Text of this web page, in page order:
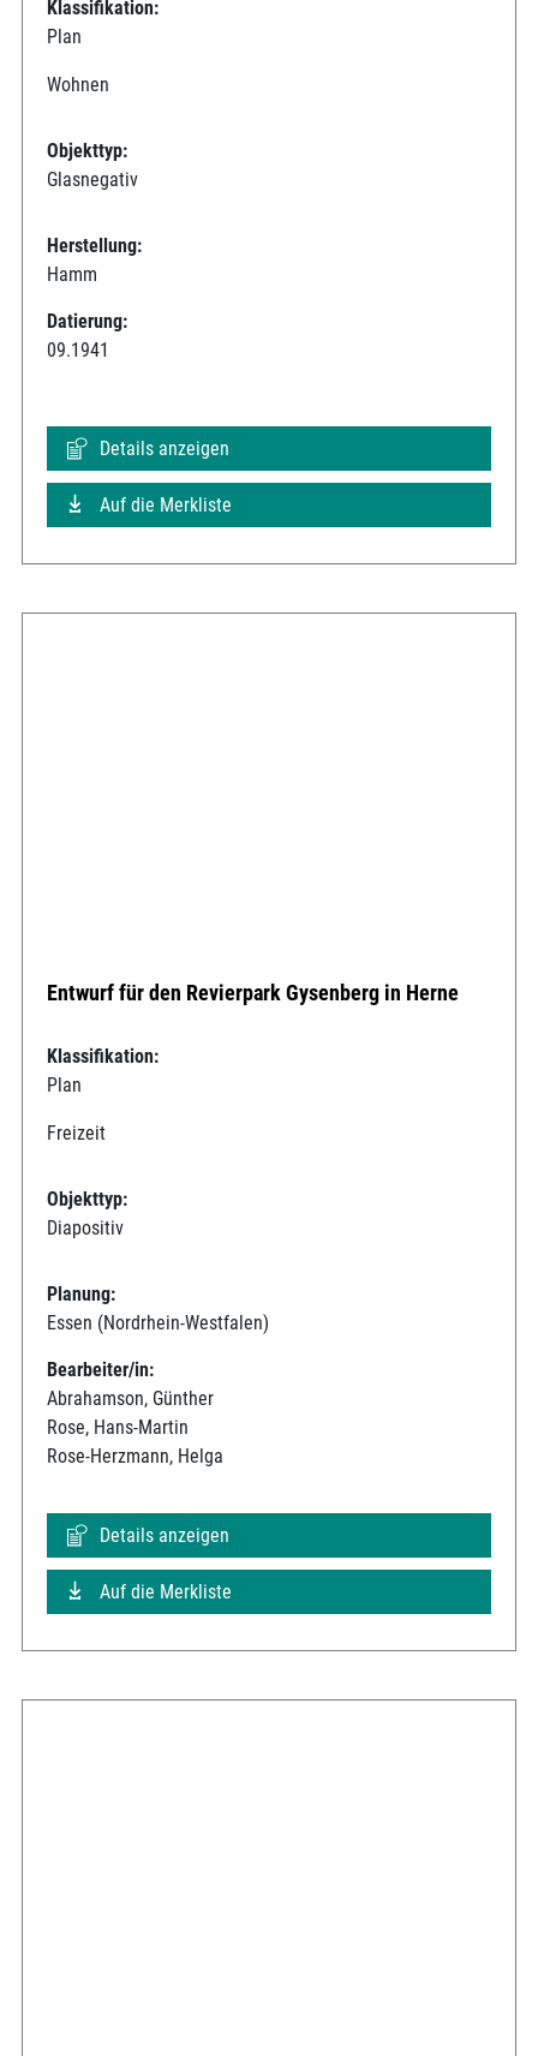
Klassifikation:
Plan
Wohnen
Objekttyp:
Glasnegativ
Herstellung:
Hamm
Datierung:
09.1941
Details anzeigen
Auf die Merkliste
Entwurf für den Revierpark Gysenberg in Herne
Klassifikation:
Plan
Freizeit
Objekttyp:
Diapositiv
Planung:
Essen (Nordrhein-Westfalen)
Bearbeiter/in:
Abrahamson, Günther
Rose, Hans-Martin
Rose-Herzmann, Helga
Details anzeigen
Auf die Merkliste